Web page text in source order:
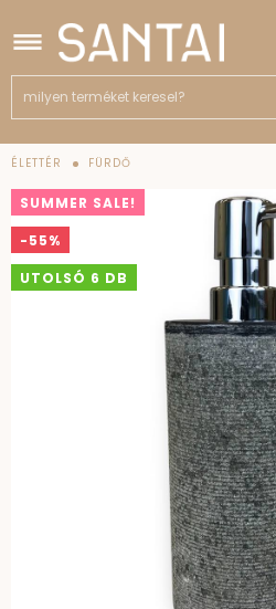
ÉLETTÉR FÜRDŐ
SUMMER SALE!
-55%
UTOLSÓ 6 DB